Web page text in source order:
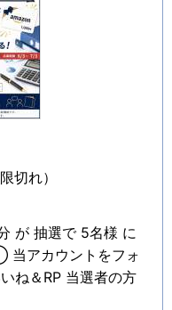
切れ）
が 抽選で 5名様 に
アカウントをフォ
ね＆RP 当選者の方